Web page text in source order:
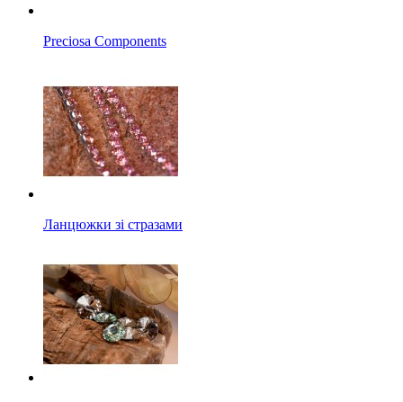
Preciosa Components
Ланцюжки зі стразами